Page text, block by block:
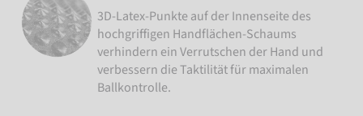
3D-Latex-Punkte auf der Innenseite des
hochgriffigen Handflächen-Schaums
verhindern ein Verrutschen der Hand und
verbessern die Taktilität für maximalen
Ballkontrolle.